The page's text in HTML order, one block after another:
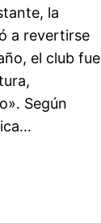
la
a revertirse
el club fue
Según